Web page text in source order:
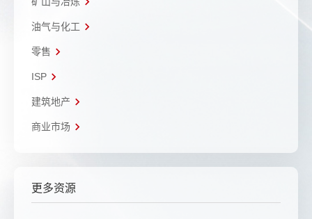
油气与化工
零售
ISP
建筑地产
商业市场
更多资源